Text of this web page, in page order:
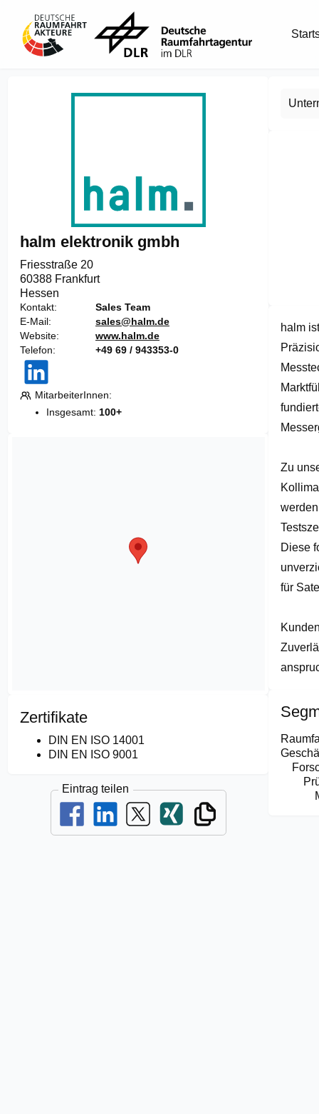
halm elektronik gmbh
Friesstraße 20
60388 Frankfurt
Hessen
Kontakt
Sales Team
E-Mail
sales@halm.de
Website
www.halm.de
Telefon
+49 69 / 943353-0
MitarbeiterInnen
Insgesamt: 100+
Zertifikate
DIN EN ISO 14001
DIN EN ISO 9001
Eintrag teilen
of
1
halm
Zu
Diese
für